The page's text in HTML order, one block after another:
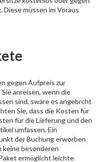
müssen im Voraus
gegen Aufpreis zur
anreisen, wenn die
sind, swäre es angebrcht
Sie, dass die Kosten für
für die Lieferung und den
umfassen. Ein
der Buchung erworben
keine besonderen
ermöglicht leichte